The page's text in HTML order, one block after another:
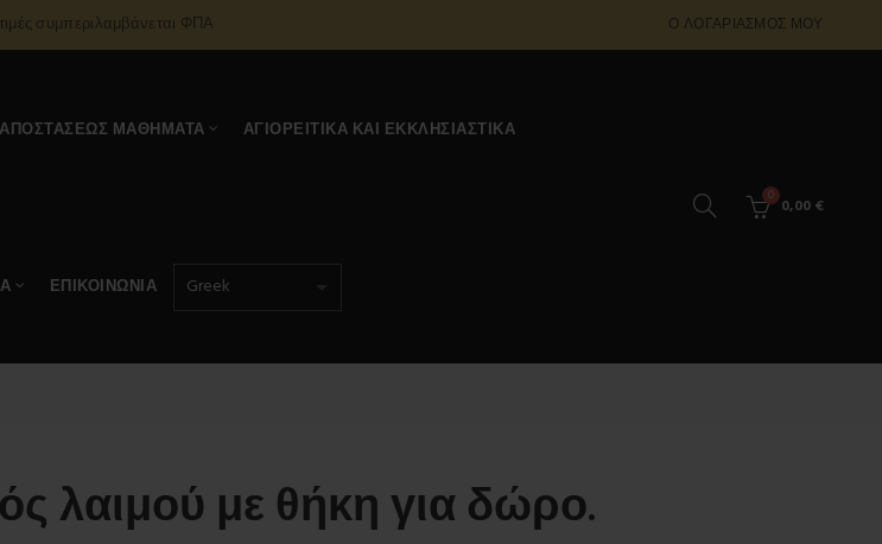
συμπεριλαμβάνεται ΦΠΑ Ο ΛΟΓΑΡΙΑΣΜΌΣ ΜΟΥ
ΜΑΘΉΜΑΤΑ ΑΓΙΟΡΕΊΤΙΚΑ ΚΑΙ ΕΚΚΛΗΣΙΑΣΤΙΚΆ
ΕΠΙΚΟΙΝΩΝΊΑ
0 0,00 €
λαιμού με θήκη για δώρο.